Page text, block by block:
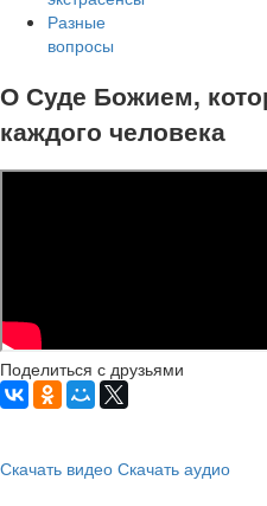
Разные
вопросы
О Суде Божием,
каждого человека
Поделиться с друзьями
Скачать видео Скачать аудио